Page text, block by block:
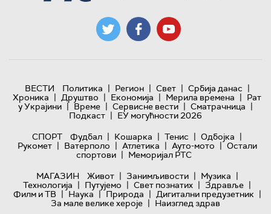
ВЕСТИ Политика | Регион | Свет | Србија данас |
Хроника | Друштво | Економија | Мерила времена | Рат
у Украјини | Време | Сервисне вести | Сматрачница |
Подкаст | ЕУ могућности 2026
СПОРТ
Фудбал | Кошарка | Тенис | Одбојка |
Рукомет | Ватерполо | Атлетика | Ауто-мото | Остали
спортови | Меморијал РТС
МАГАЗИН
Живот | Занимљивости | Музика |
Технологијa | Путујемо | Свет познатих | Здравље |
Филм и ТВ | Наука | Природа | Дигитални предузетник |
За мале велике хероје | Наизглед здрав